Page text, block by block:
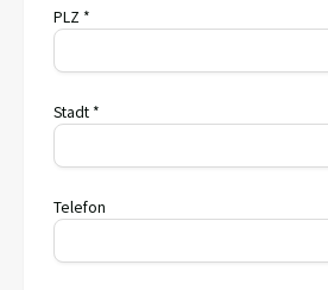
PLZ *
Stadt *
Telefon